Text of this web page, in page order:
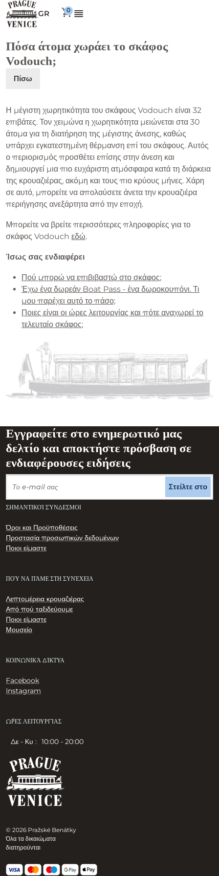
GR
Πόσα άτομα χωράει το σκάφος
Vodouch;
Πίσω
Η μέγιστη χωρητικότητα του σκάφους Vodouch είναι 32
επιβάτες. Τον χειμώνα η χωρητικότητα μειώνεται στα 30
άτομα για τη διατήρηση της μέγιστης άνεσης, καθώς
υπάρχει εγκατεστημένη θέρμανση επί του σκάφους. Αυτός
ο περιορισμός προσθέτει επίσης στην άνεση και
δημιουργεί μια πιο ευχάριστη ατμόσφαιρα κατά τη διάρκεια
της κρουαζιέρας, ακόμη και τους πιο κρύους μήνες. Χάρη
σε αυτό, μπορείτε να απολαύσετε άνετα την κρουαζιέρα
περιήγησης ανεξάρτητα από την εποχή.
Μπορείτε να βρείτε περισσότερες πληροφορίες για το
σκάφος Vodouch εδώ.
Ίσως σας ενδιαφέρει
Πού μπορώ να επιβιβαστώ στο σκάφος;
Έχω ένα δωρεάν Boat Pass - ένα δωροκουπόνι. Τι
μου παρέχει αυτό το πάσο;
Ποιες είναι οι ώρες λειτουργίας και πότε αναχωρεί το
τελευταίο σκάφος;
Εγγραφείτε στο ενημερωτικό μας
δελτίο και αποκτήστε πρόσβαση σε
ενδιαφέρουσες ειδήσεις
Στείλτε στο
© 2026 Pražské Benátky
Όλα τα δικαιώματα
διατηρούνται
ΣΗΜΑΝΤΙΚΟΊ ΣΎΝΔΕΣΜΟΙ
Όροι και Προϋποθέσεις
Προστασία προσωπικών δεδομένων
Ποιοι είμαστε
ΠΟΎ ΝΑ ΠΆΜΕ ΣΤΗ ΣΥΝΈΧΕΙΑ
Λεπτομέρεια κρουαζιέρας
Από πού ταξιδεύουμε
Ποιοι είμαστε
Μουσείο
ΚΟΙΝΩΝΙΚΆ ΔΊΚΤΥΑ
Facebook
Instagram
ΏΡΕΣ ΛΕΙΤΟΥΡΓΊΑΣ
Δε - Κυ : 10:00 - 20:00